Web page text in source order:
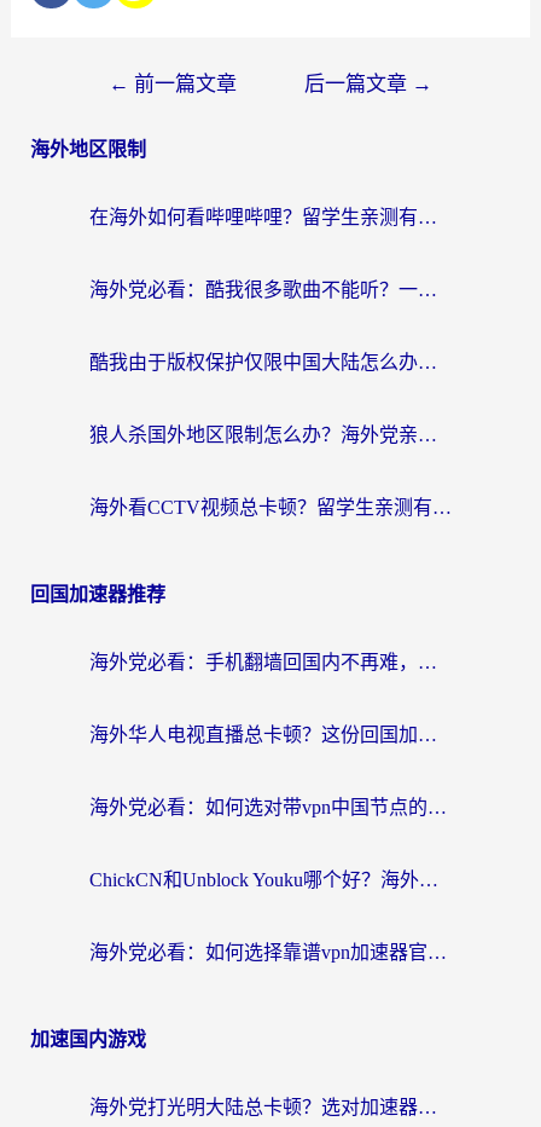
← 前一篇文章 后一篇文章 →
海外地区限制
在海外如何看哔哩哔哩？留学生亲测有效的回国加速指南
海外党必看：酷我很多歌曲不能听？一招解决优酷版权限制+B站地域问题！
酷我由于版权保护仅限中国大陆怎么办？海外党亲测有效的解锁指南
狼人杀国外地区限制怎么办？海外党亲测有效的全场景回国加速指南
海外看CCTV视频总卡顿？留学生亲测有效的回国加速器选择指南
回国加速器推荐
海外党必看：手机翻墙回国内不再难，一篇搞定无缝访问国内资源指南
海外华人电视直播总卡顿？这份回国加速器选择指南帮你无缝看国内资源
海外党必看：如何选对带vpn中国节点的加速器？无缝访问国内资源全攻略
ChickCN和Unblock Youku哪个好？海外党亲测4款热门回国加速器，附避坑指南
海外党必看：如何选择靠谱vpn加速器官网？轻松解决国内APP地区限制
加速国内游戏
海外党打光明大陆总卡顿？选对加速器才是关键！（附亲测好用的推荐）